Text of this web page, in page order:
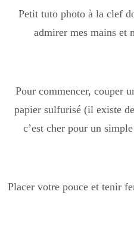
Petit tuto photo à la clef
admirer mes mains et
Pour commencer, couper
papier sulfurisé (il existe
c’est cher pour un
Placer votre pouce et tenir